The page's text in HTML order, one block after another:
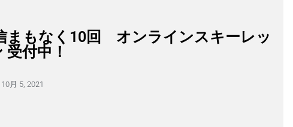
まもなく10回 オンラインスキーレッ
受付中！
10月 5, 2021